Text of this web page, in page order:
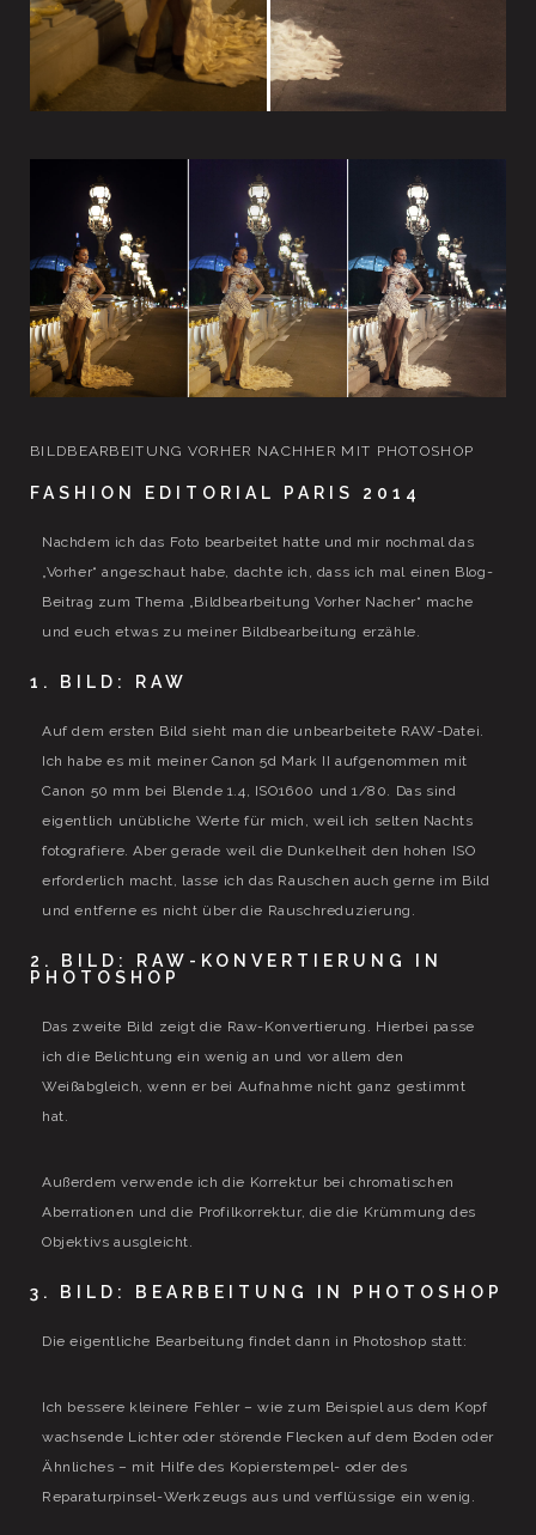
BILDBEARBEITUNG VORHER NACHHER MIT PHOTOSHOP
FASHION EDITORIAL PARIS 2014
Nachdem ich das Foto bearbeitet hatte und mir nochmal das
„Vorher“ angeschaut habe, dachte ich, dass ich mal einen Blog-
Beitrag zum Thema „Bildbearbeitung Vorher Nacher“ mache
und euch etwas zu meiner Bildbearbeitung erzähle.
1. BILD: RAW
Auf dem ersten Bild sieht man die unbearbeitete RAW-Datei.
Ich habe es mit meiner Canon 5d Mark II aufgenommen mit
Canon 50 mm bei Blende 1.4, ISO1600 und 1/80. Das sind
eigentlich unübliche Werte für mich, weil ich selten Nachts
fotografiere. Aber gerade weil die Dunkelheit den hohen ISO
erforderlich macht, lasse ich das Rauschen auch gerne im Bild
und entferne es nicht über die Rauschreduzierung.
2. BILD: RAW-KONVERTIERUNG IN
PHOTOSHOP
Das zweite Bild zeigt die Raw-Konvertierung. Hierbei passe
ich die Belichtung ein wenig an und vor allem den
Weißabgleich, wenn er bei Aufnahme nicht ganz gestimmt
hat.
Außerdem verwende ich die Korrektur bei chromatischen
Aberrationen und die Profilkorrektur, die die Krümmung des
Objektivs ausgleicht.
3. BILD: BEARBEITUNG IN PHOTOSHOP
Die eigentliche Bearbeitung findet dann in Photoshop statt:
Ich bessere kleinere Fehler – wie zum Beispiel aus dem Kopf
wachsende Lichter oder störende Flecken auf dem Boden oder
Ähnliches – mit Hilfe des Kopierstempel- oder des
Reparaturpinsel-Werkzeugs aus und verflüssige ein wenig.